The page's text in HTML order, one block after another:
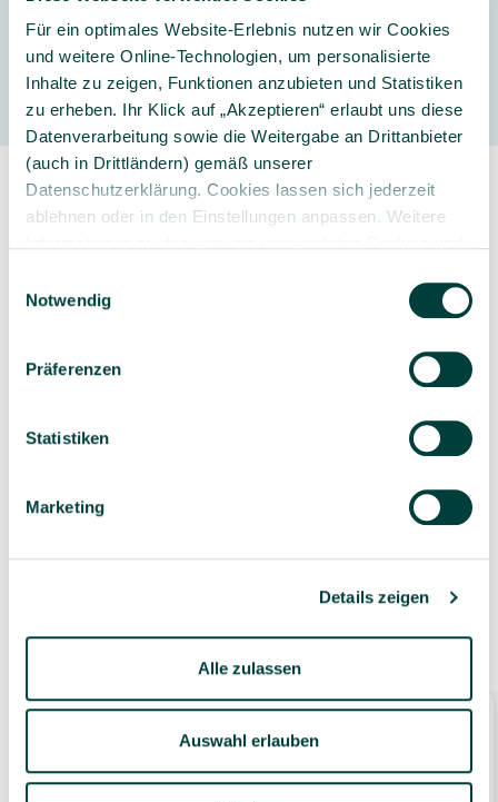
Für ein optimales Website-Erlebnis nutzen wir Cookies
und weitere Online-Technologien, um personalisierte
Inhalte zu zeigen, Funktionen anzubieten und Statistiken
zu erheben. Ihr Klick auf „Akzeptieren“ erlaubt uns diese
Datenverarbeitung sowie die Weitergabe an Drittanbieter
(auch in Drittländern) gemäß unserer
Datenschutzerklärung. Cookies lassen sich jederzeit
ablehnen oder in den Einstellungen anpassen. Weitere
schutz­erklärung
Notwendig
Präferenzen
Statistiken
Marketing
Details zeigen
Alle zulassen
Auswahl erlauben
Hersteller
Sorgfältig ausgewähltes
Kompetente und
bei Versand aus dem
eigenen Lager
Ähnliche Produkte